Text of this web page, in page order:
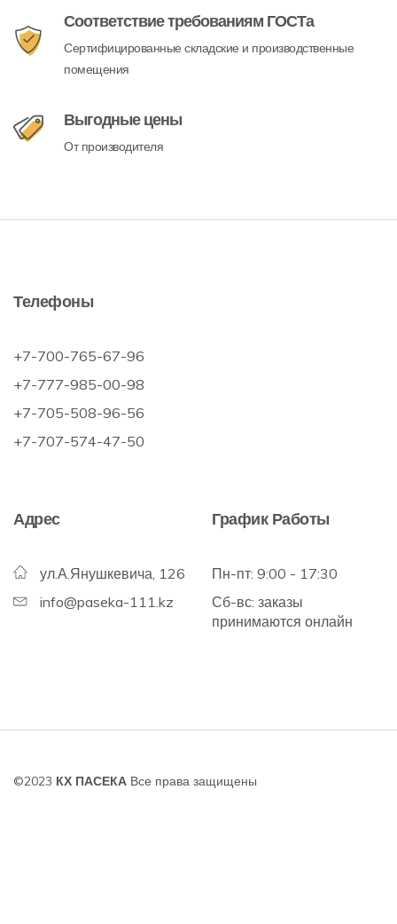
Соответствие требованиям ГОСТа
Сертифицированные складские и производственные
помещения
Выгодные цены
От производителя
Телефоны
+7-700-765-67-96
+7-777-985-00-98
+7-705-508-96-56
+7-707-574-47-50
Адрес
ул.А.Янушкевича, 126
info@paseka-111.kz
График Работы
Пн-пт: 9:00 - 17:30
Сб-вс: заказы
принимаются онлайн
©2023 КХ ПАСЕКА Все права защищены